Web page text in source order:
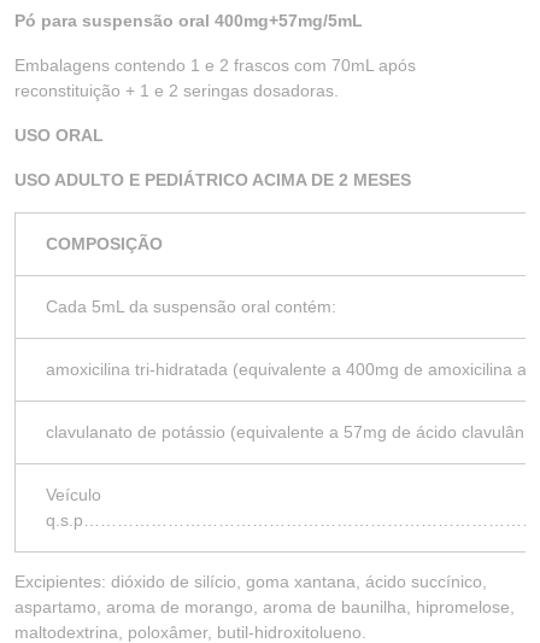
Pó para suspensão oral 400mg+57mg/5mL
Embalagens contendo 1 e 2 frascos com 70mL após
reconstituição + 1 e 2 seringas dosadoras.
USO ORAL
USO ADULTO E PEDIÁTRICO ACIMA DE 2 MESES
COMPOSIÇÃO
Cada 5mL da suspensão oral contém:
amoxicilina tri-hidratada (equivalente a 400mg de
clavulanato de potássio (equivalente a 57mg de ácido
Veículo
Excipientes: dióxido de silício, goma xantana, ácido succínico,
aspartamo, aroma de morango, aroma de baunilha, hipromelose,
maltodextrina, poloxâmer, butil-hidroxitolueno.